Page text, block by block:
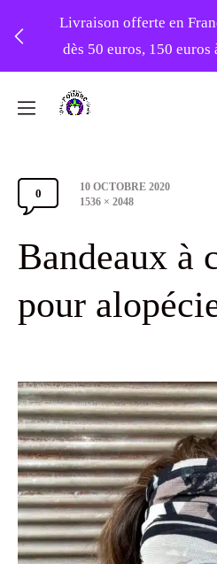
Livraison offerte en
dès 50 euros, 150
Turbans
Comments
Toggle
0
Post
date
10 OCTOBRE 2020
Full
1536 × 2048
Bandeaux à
pour